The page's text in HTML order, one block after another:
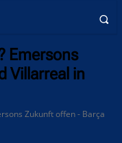
Emersons
Villarreal in
Zukunft offen - Barça